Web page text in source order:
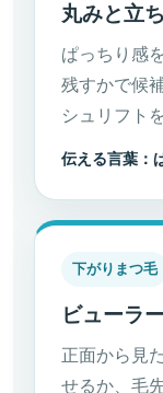
丸みと立
ぱっちり感
残すかで候
シュリフト
伝える言葉：
下がりまつ毛
ビューラ
正面から見
せるか、毛